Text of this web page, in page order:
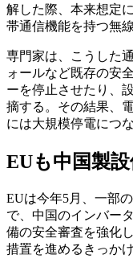
解した際、本来想定
帯通信機能を持つ無
専門家は、こうした
ォールなど既存の安
ーを停止させたり、
摘する。その結果、
には大規模停電につな
EUも中国製
EUは今年5月、一部
で、中国のインバー
備の安全審査を強化
措置を進めるきっか